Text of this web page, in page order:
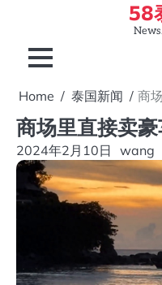
content
58
Home 泰国新闻 商
商场里直接卖
2024年2月10日 wang